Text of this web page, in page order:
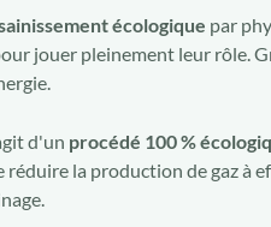
écologique par
jouer pleinement leur rôle.
d'un procédé 100 %
la production de gaz à